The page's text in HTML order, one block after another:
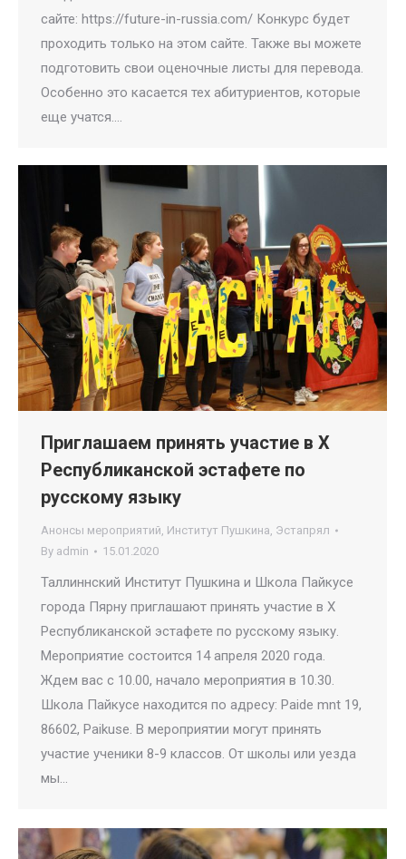
сайте: https://future-in-russia.com/ Конкурс будет
проходить только на этом сайте. Также вы можете
подготовить свои оценочные листы для перевода.
Особенно это касается тех абитуриентов, которые
еще учатся.…
Приглашаем принять участие в X
Республиканской эстафете по
русскому языку
Анонсы мероприятий, Институт Пушкина, Эстапрял
By admin 15.01.2020
Таллиннский Институт Пушкина и Школа Пайкусе
города Пярну приглашают принять участие в X
Республиканской эстафете по русскому языку.
Мероприятие состоится 14 апреля 2020 года.
Ждем вас с 10.00, начало мероприятия в 10.30.
Школа Пайкусе находится по адресу: Paide mnt 19,
86602, Paikuse. В мероприятии могут принять
участие ученики 8-9 классов. От школы или уезда
мы…